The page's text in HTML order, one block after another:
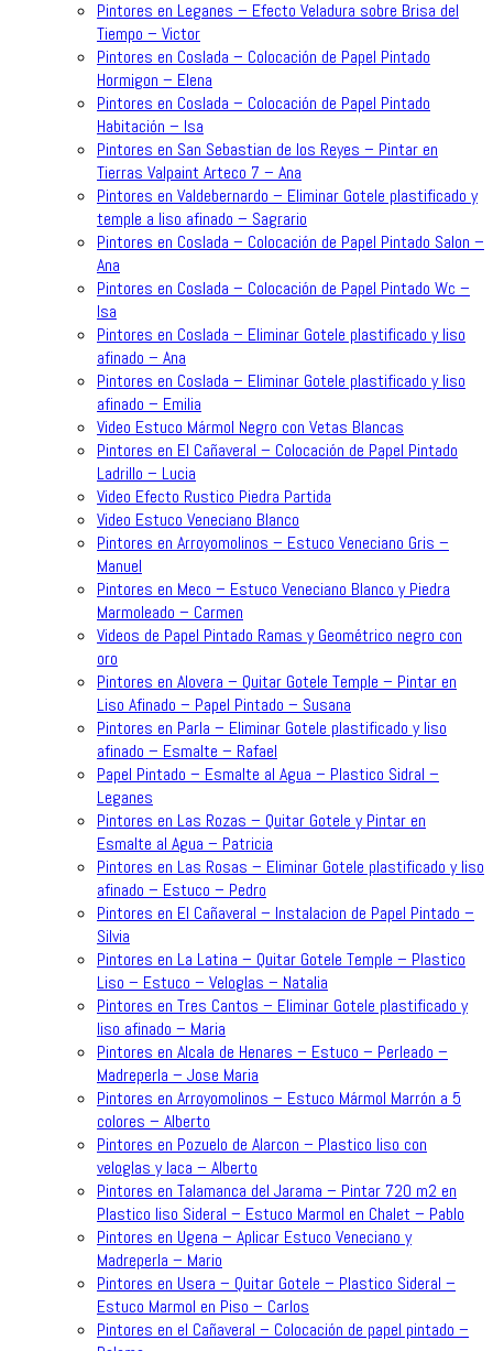
Pintores en Leganes – Efecto Veladura sobre Brisa del
Tiempo – Victor
Pintores en Coslada – Colocación de Papel Pintado
Hormigon – Elena
Pintores en Coslada – Colocación de Papel Pintado
Habitación – Isa
Pintores en San Sebastian de los Reyes – Pintar en
Tierras Valpaint Arteco 7 – Ana
Pintores en Valdebernardo – Eliminar Gotele plastificado y
temple a liso afinado – Sagrario
Pintores en Coslada – Colocación de Papel Pintado Salon –
Ana
Pintores en Coslada – Colocación de Papel Pintado Wc –
Isa
Pintores en Coslada – Eliminar Gotele plastificado y liso
afinado – Ana
Pintores en Coslada – Eliminar Gotele plastificado y liso
afinado – Emilia
Video Estuco Mármol Negro con Vetas Blancas
Pintores en El Cañaveral – Colocación de Papel Pintado
Ladrillo – Lucia
Video Efecto Rustico Piedra Partida
Video Estuco Veneciano Blanco
Pintores en Arroyomolinos – Estuco Veneciano Gris –
Manuel
Pintores en Meco – Estuco Veneciano Blanco y Piedra
Marmoleado – Carmen
Videos de Papel Pintado Ramas y Geométrico negro con
oro
Pintores en Alovera – Quitar Gotele Temple – Pintar en
Liso Afinado – Papel Pintado – Susana
Pintores en Parla – Eliminar Gotele plastificado y liso
afinado – Esmalte – Rafael
Papel Pintado – Esmalte al Agua – Plastico Sidral –
Leganes
Pintores en Las Rozas – Quitar Gotele y Pintar en
Esmalte al Agua – Patricia
Pintores en Las Rosas – Eliminar Gotele plastificado y liso
afinado – Estuco – Pedro
Pintores en El Cañaveral – Instalacion de Papel Pintado –
Silvia
Pintores en La Latina – Quitar Gotele Temple – Plastico
Liso – Estuco – Veloglas – Natalia
Pintores en Tres Cantos – Eliminar Gotele plastificado y
liso afinado – Maria
Pintores en Alcala de Henares – Estuco – Perleado –
Madreperla – Jose Maria
Pintores en Arroyomolinos – Estuco Mármol Marrón a 5
colores – Alberto
Pintores en Pozuelo de Alarcon – Plastico liso con
veloglas y laca – Alberto
Pintores en Talamanca del Jarama – Pintar 720 m2 en
Plastico liso Sideral – Estuco Marmol en Chalet – Pablo
Pintores en Ugena – Aplicar Estuco Veneciano y
Madreperla – Mario
Pintores en Usera – Quitar Gotele – Plastico Sideral –
Estuco Marmol en Piso – Carlos
Pintores en el Cañaveral – Colocación de papel pintado –